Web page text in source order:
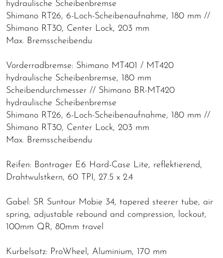
hydraulische Scheibenbremse
Shimano RT26, 6-Loch-Scheibenaufnahme, 180 mm //
Shimano RT30, Center Lock, 203 mm
Max. Bremsscheibendu
Vorderradbremse: Shimano MT401 / MT420
hydraulische Scheibenbremse, 180 mm
Scheibendurchmesser // Shimano BR-MT420
hydraulische Scheibenbremse
Shimano RT26, 6-Loch-Scheibenaufnahme, 180 mm //
Shimano RT30, Center Lock, 203 mm
Max. Bremsscheibendu
Reifen: Bontrager E6 Hard-Case Lite, reflektierend,
Drahtwulstkern, 60 TPI, 27.5 x 2.4
Gabel: SR Suntour Mobie 34, tapered steerer tube, air
spring, adjustable rebound and compression, lockout,
100mm QR, 80mm travel
Kurbelsatz: ProWheel, Aluminium, 170 mm